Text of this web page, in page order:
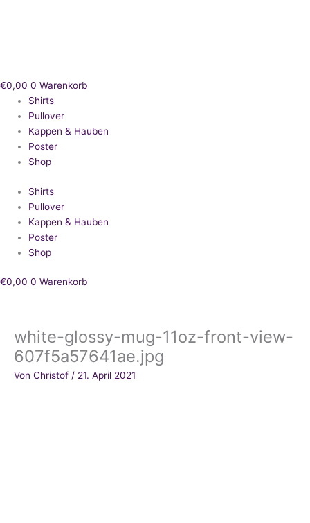
€0,00 0 Warenkorb
Shirts
Pullover
Kappen & Hauben
Poster
Shop
Shirts
Pullover
Kappen & Hauben
Poster
Shop
€0,00 0 Warenkorb
white-glossy-mug-11oz-front-view-
607f5a57641ae.jpg
Von Christof / 21. April 2021